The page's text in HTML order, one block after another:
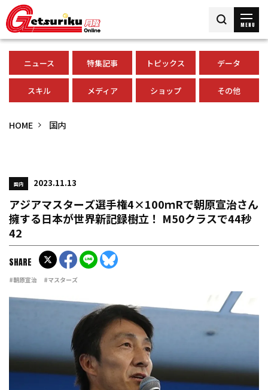
MENU
ニュース 特集記事 トピックス データ
スキル メディア ショップ その他
HOME 国内
国内 2023.11.13
アジアマスターズ選手権4×100ｍRで朝原宣治さん
擁する日本が世界新記録樹立！ M50クラスで44秒
42
#朝原宣治 #マスターズ
SHARE